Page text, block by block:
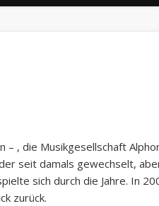
– , die Musikgesellschaft
seit damals gewechselt,
sich durch die Jahre. In
zurück.